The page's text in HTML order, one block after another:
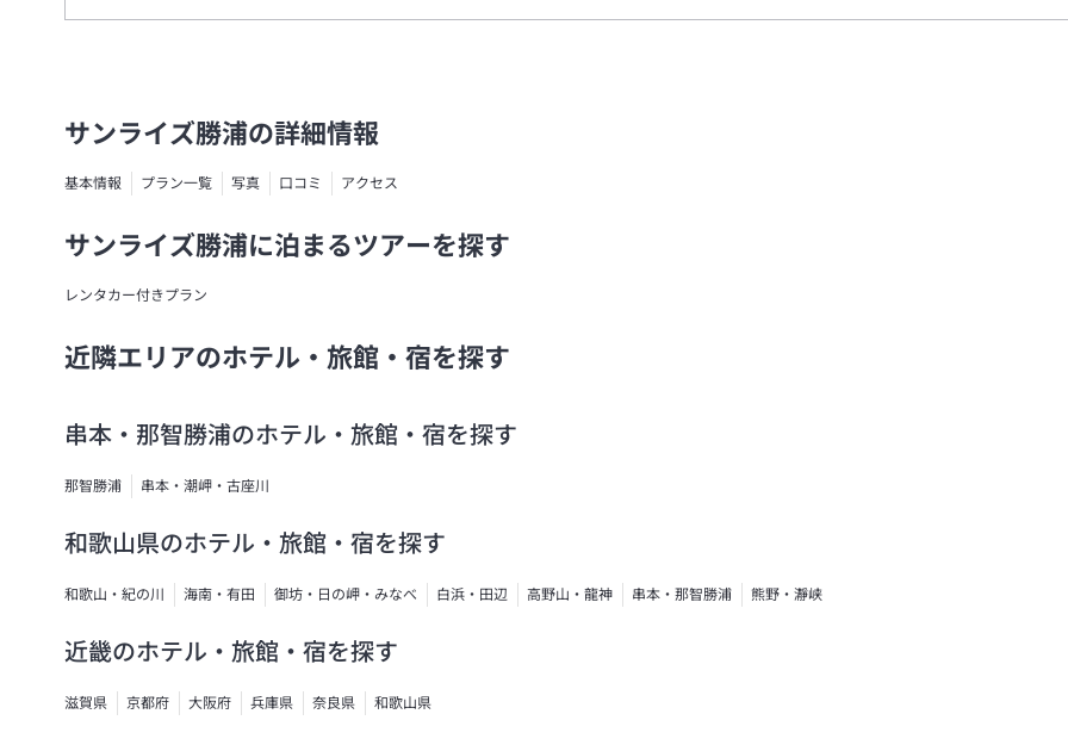
サンライズ勝浦の詳細情報
基本情報 プラン一覧 写真 口コミ アクセス
サンライズ勝浦に泊まるツアーを探す
レンタカー付きプラン
近隣エリアのホテル・旅館・宿を探す
串本・那智勝浦のホテル・旅館・宿を探す
那智勝浦 串本・潮岬・古座川
和歌山県のホテル・旅館・宿を探す
和歌山・紀の川 海南・有田 御坊・日の岬・みなべ 白浜・田辺 高野山・龍神 串本・那智勝浦 熊野・瀞峡
近畿のホテル・旅館・宿を探す
滋賀県 京都府 大阪府 兵庫県 奈良県 和歌山県